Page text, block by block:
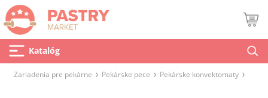
Katalóg
Zariadenia pre pekárne Pekárske pece Pekárske konvektomaty